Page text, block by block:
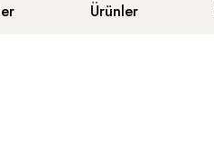
Ürünler